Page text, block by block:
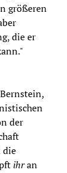
größeren
die er
der
die
ihran